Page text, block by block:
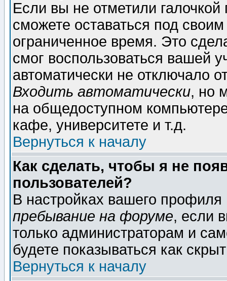
Если вы не отметили галочкой
сможете оставаться под
ограниченное время. Это
смог воспользоваться вашей
автоматически не отключало
Входить автоматически, но
на общедоступном
кафе, университете и т.д.
Вернуться к началу
Как сделать, чтобы я не
пользователей?
В настройках вашего
пребывание на форуме, если
только администраторам и
будете показываться как
Вернуться к началу